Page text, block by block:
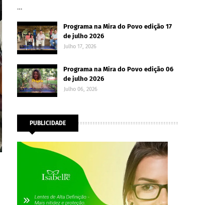
…
Programa na Mira do Povo edição 17
de julho 2026
Julho 17, 2026
Programa na Mira do Povo edição 06
de julho 2026
Julho 06, 2026
PUBLICIDADE